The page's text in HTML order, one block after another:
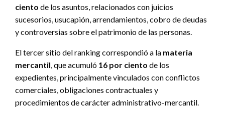
ciento de los asuntos, relacionados con juicios
sucesorios, usucapión, arrendamientos, cobro de deudas
y controversias sobre el patrimonio de las personas.
El tercer sitio del ranking correspondió a la materia
mercantil, que acumuló 16 por ciento de los
expedientes, principalmente vinculados con conflictos
comerciales, obligaciones contractuales y
procedimientos de carácter administrativo-mercantil.